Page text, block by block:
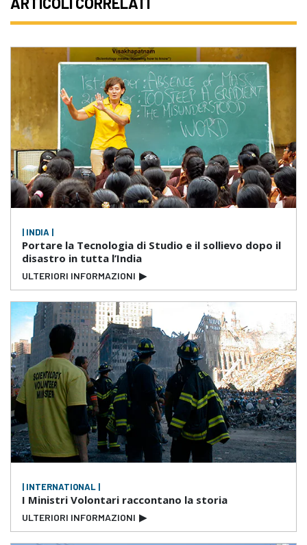
| INDIA |
Portare la Tecnologia di Studio e il sollievo dopo il
disastro in tutta l’India
ULTERIORI INFORMAZIONI ▶
| INTERNATIONAL |
I Ministri Volontari raccontano la storia
ULTERIORI INFORMAZIONI ▶